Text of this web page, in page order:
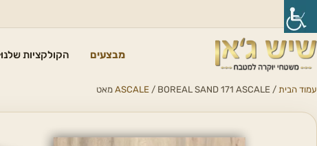
מבצעים הקולקציות שלנו
עמוד הבית /
ASCALE / BOREAL SAND 171 ASCALE מאט